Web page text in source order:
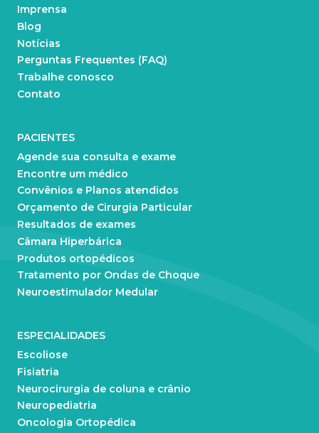
Imprensa
Blog
Notícias
Perguntas Frequentes (FAQ)
Trabalhe conosco
Contato
PACIENTES
Agende sua consulta e exame
Encontre um médico
Convênios e Planos atendidos
Orçamento de Cirurgia Particular
Resultados de exames
Câmara Hiperbárica
Produtos ortopédicos
Tratamento por Ondas de Choque
Neuroestimulador Medular
ESPECIALIDADES
Escoliose
Fisiatria
Neurocirurgia de coluna e crânio
Neuropediatria
Oncologia Ortopédica